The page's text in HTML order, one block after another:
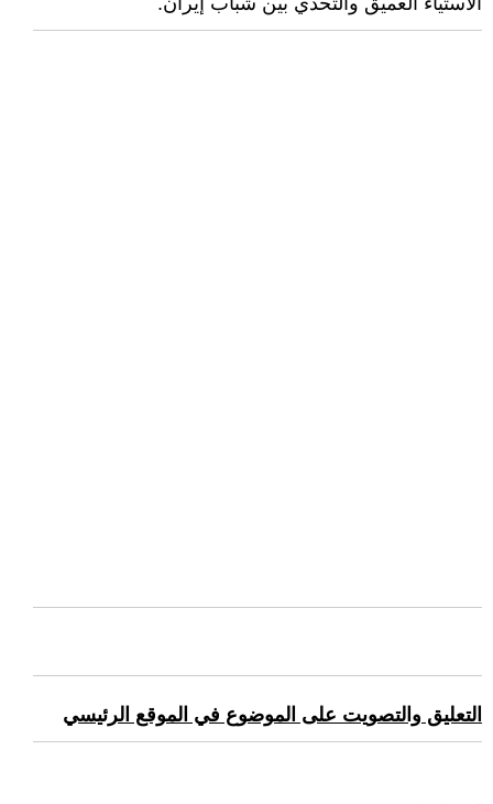
التعليق والتصويت على الموضوع في الموقع الرئيسي